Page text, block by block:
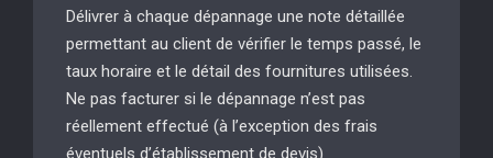
Délivrer à chaque dépannage une note détaillée
permettant au client de vérifier le temps passé, le
taux horaire et le détail des fournitures utilisées.
Ne pas facturer si le dépannage n’est pas
réellement effectué (à l’exception des frais
éventuels d’établissement de devis)